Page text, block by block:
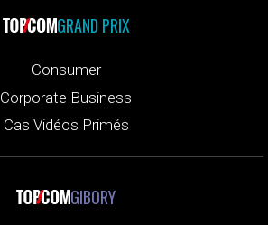
GRAND PRIX
Consumer
Corporate Business
Cas Vidéos Primés
GIBORY